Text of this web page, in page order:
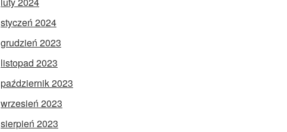
styczeń 2024
grudzień 2023
listopad 2023
październik 2023
wrzesień 2023
sierpień 2023